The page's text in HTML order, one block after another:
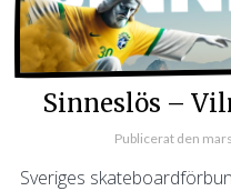
Sinneslös –
Publicerat den
Sveriges